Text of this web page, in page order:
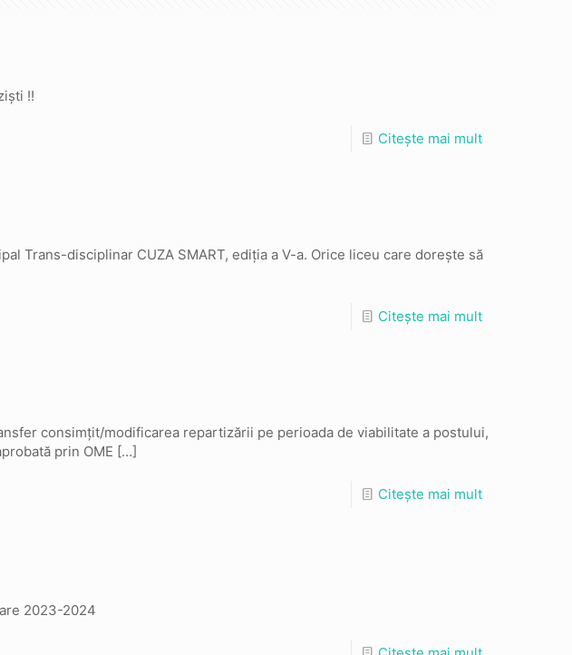
!!
Citește mai mult
Trans-disciplinar CUZA SMART, ediția a V-a. Orice liceu care dorește să
Citește mai mult
consimțit/modificarea repartizării pe perioada de viabilitate a postului,
prin OME […]
Citește mai mult
2023-2024